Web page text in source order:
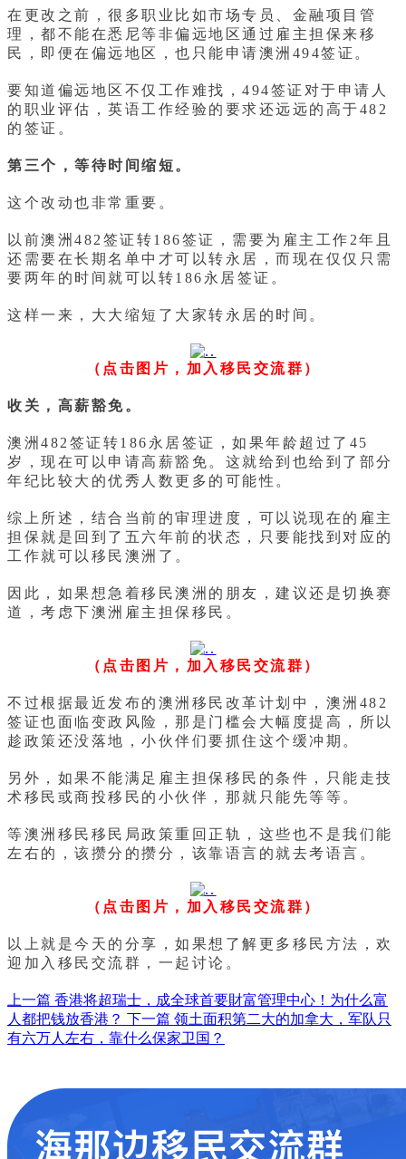
在更改之前，很多职业比如市场专员、金融项目管
理，都不能在悉尼等非偏远地区通过雇主担保来移
民，即便在偏远地区，也只能申请澳洲494签证。
要知道偏远地区不仅工作难找，494签证对于申请人
的职业评估，英语工作经验的要求还远远的高于482
的签证。
第三个，等待时间缩短。
这个改动也非常重要。
以前澳洲482签证转186签证，需要为雇主工作2年且
还需要在长期名单中才可以转永居，而现在仅仅只需
要两年的时间就可以转186永居签证。
这样一来，大大缩短了大家转永居的时间。
（点击图片，加入移民交流群）
收关，高薪豁免。
澳洲482签证转186永居签证，如果年龄超过了45
岁，现在可以申请高薪豁免。这就给到也给到了部分
年纪比较大的优秀人数更多的可能性。
综上所述，结合当前的审理进度，可以说现在的雇主
担保就是回到了五六年前的状态，只要能找到对应的
工作就可以移民澳洲了。
因此，如果想急着移民澳洲的朋友，建议还是切换赛
道，考虑下澳洲雇主担保移民。
（点击图片，加入移民交流群）
不过根据最近发布的澳洲移民改革计划中，澳洲482
签证也面临变政风险，那是门槛会大幅度提高，所以
趁政策还没落地，小伙伴们要抓住这个缓冲期。
另外，如果不能满足雇主担保移民的条件，只能走技
术移民或商投移民的小伙伴，那就只能先等等。
等澳洲移民移民局政策重回正轨，这些也不是我们能
左右的，该攒分的攒分，该靠语言的就去考语言。
（点击图片，加入移民交流群）
以上就是今天的分享，如果想了解更多移民方法，欢
迎加入移民交流群，一起讨论。
上一篇 香港将超瑞士，成全球首要財富管理中心！为什么富
人都把钱放香港？ 下一篇 领土面积第二大的加拿大，军队只
有六万人左右，靠什么保家卫国？